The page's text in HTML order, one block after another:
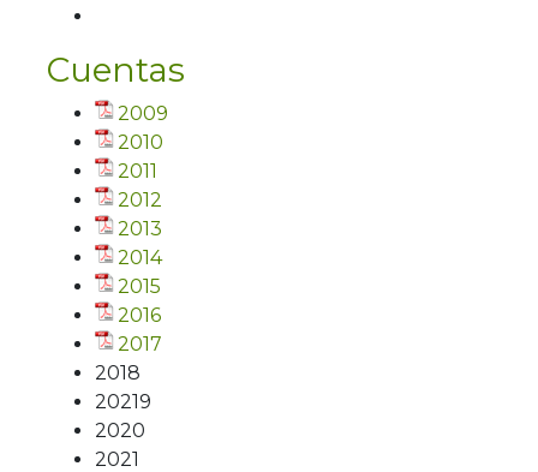
Cuentas
2009
2010
2011
2012
2013
2014
2015
2016
2017
2018
20219
2020
2021